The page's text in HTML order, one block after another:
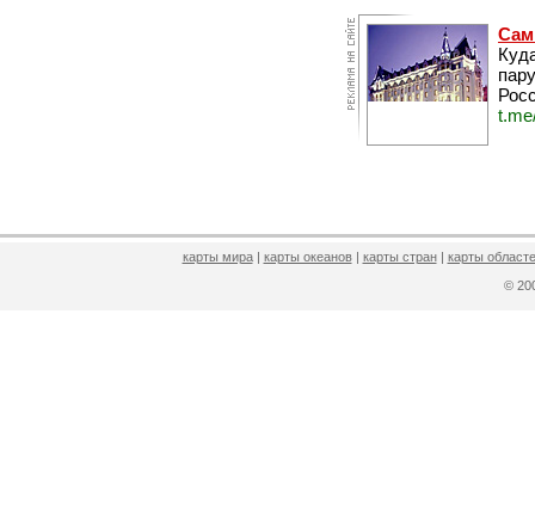
карты мира| карты океанов| карты стран| карты
©